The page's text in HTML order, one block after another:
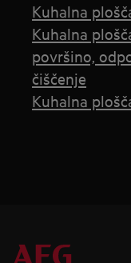
Kuhalna
Kuhalna
površino,
čiščenje
Kuhalna